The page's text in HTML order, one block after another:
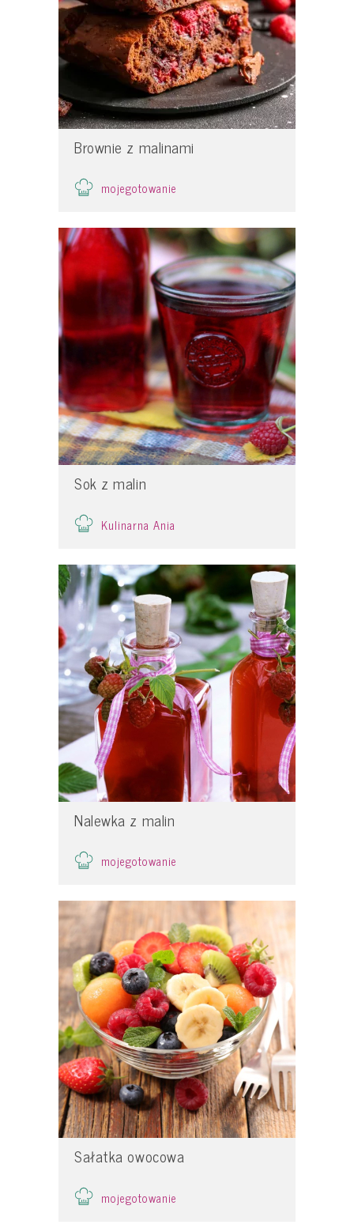
Brownie z malinami
mojegotowanie
Sok z malin
Kulinarna Ania
Nalewka z malin
mojegotowanie
Sałatka owocowa
mojegotowanie